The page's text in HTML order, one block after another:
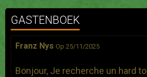
GASTENBOEK
Franz Nys Op 25/11/2025
Bonjour, Je recherche un hard